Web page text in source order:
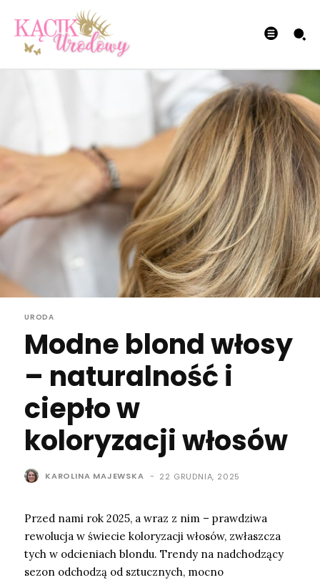
URODA
Modne blond włosy
– naturalność i
ciepło w
koloryzacji włosów
KAROLINA MAJEWSKA - 22 GRUDNIA, 2025
Przed nami rok 2025, a wraz z nim – prawdziwa
rewolucja w świecie koloryzacji włosów, zwłaszcza
tych w odcieniach blondu. Trendy na nadchodzący
sezon odchodzą od sztucznych, mocno